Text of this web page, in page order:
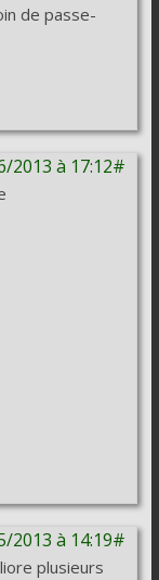
de passe-
2013 à 17:12#
2013 à 14:19#
plusieurs